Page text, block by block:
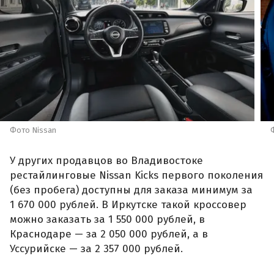
Фото Nissan
У других продавцов во Владивостоке
рестайлинговые Nissan Kicks первого поколения
(без пробега) доступны для заказа минимум за
1 670 000 рублей. В Иркутске такой кроссовер
можно заказать за 1 550 000 рублей, в
Краснодаре — за 2 050 000 рублей, а в
Уссурийске — за 2 357 000 рублей.